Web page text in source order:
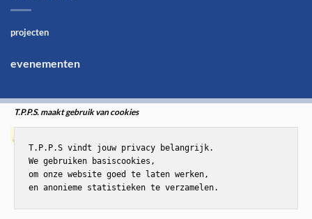
projecten
evenementen
T.P.P.S. maakt gebruik van cookies
T.P.P.S vindt jouw privacy belangrijk.
We gebruiken basiscookies,
om onze website goed te laten werken,
en anonieme statistieken te verzamelen.